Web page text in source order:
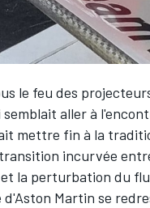
le feu des
aller à
mettre fin à la
incurvée
la perturbation du
Martin se